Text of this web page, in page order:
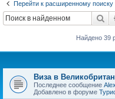
Перейти к расширенному поиску
Найдено 39
Виза в
Последнее сообщение
Добавлено в форуме